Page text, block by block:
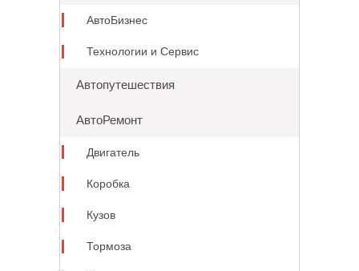
АвтоБизнес
Технологии и Сервис
Автопутешествия
АвтоРемонт
Двигатель
Коробка
Кузов
Тормоза